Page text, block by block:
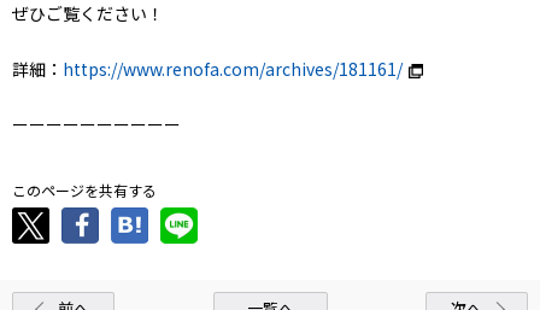
ぜひご覧ください！
詳細： https://www.renofa.com/archives/181161/
ーーーーーーーーーー
このページを共有する